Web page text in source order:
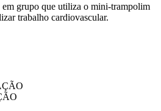
em grupo que utiliza o mini-trampolim
trabalho cardiovascular.